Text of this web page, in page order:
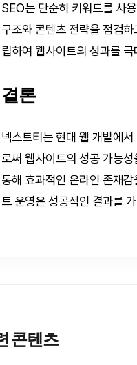
SEO는 단순히 키워드를 사
구조와 콘텐츠 전략을 점검
립하여 웹사이트의 성과를
결론
넥스트티는 현대 웹 개발에
로써 웹사이트의 성공 가능
통해 효과적인 온라인 존재
트 운영은 성공적인 결과를
콘텐츠